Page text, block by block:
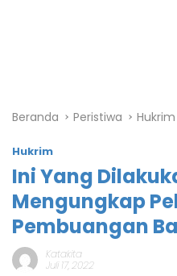
Beranda Peristiwa Hukrim
Hukrim
Ini Yang
Mengungkap
Pembuangan
Katakita
Juli 17, 2022